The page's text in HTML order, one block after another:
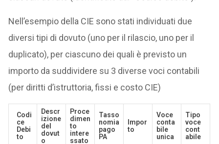
Nell’esempio della CIE sono stati individuati due
diversi tipi di dovuto (uno per il rilascio, uno per il
duplicato), per ciascuno dei quali è previsto un
importo da suddividere su 3 diverse voci contabili
(per diritti d’istruttoria, fissi e costo CIE)
Codi
ce
Debi
to
Descr
izione
del
dovut
o
Proce
dimen
to
intere
ssato
Tasso
nomia
pago
PA
Impor
to
Voce
conta
bile
unica
Tipo
voce
cont
abile